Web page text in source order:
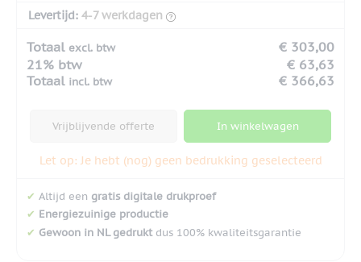
Levertijd: 4-7 werkdagen
Totaal excl. btw
€ 303,00
21% btw
€ 63,63
Totaal incl. btw € 366,63
Vrijblijvende offerte In winkelwagen
Let op: Je hebt (nog) geen bedrukking geselecteerd
✔ Altijd een gratis digitale drukproef
✔ Energiezuinige productie
✔ Gewoon in NL gedruktdus 100% kwaliteitsgarantie